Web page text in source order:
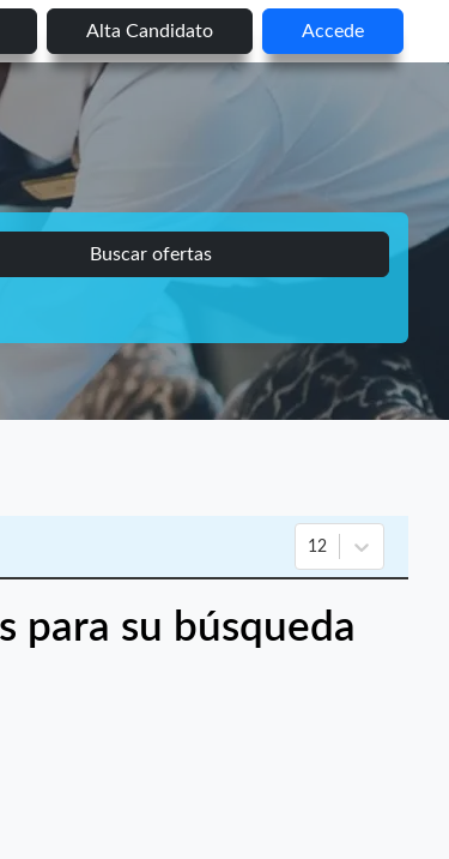
Alta Candidato Accede
Buscar ofertas
12
para su búsqueda